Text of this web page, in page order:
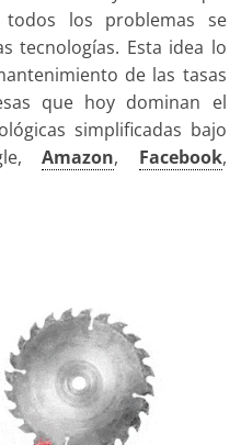
los problemas se
tecnologías. Esta idea lo
de las tasas
que hoy dominan el
simplificadas bajo
Amazon, Facebook,